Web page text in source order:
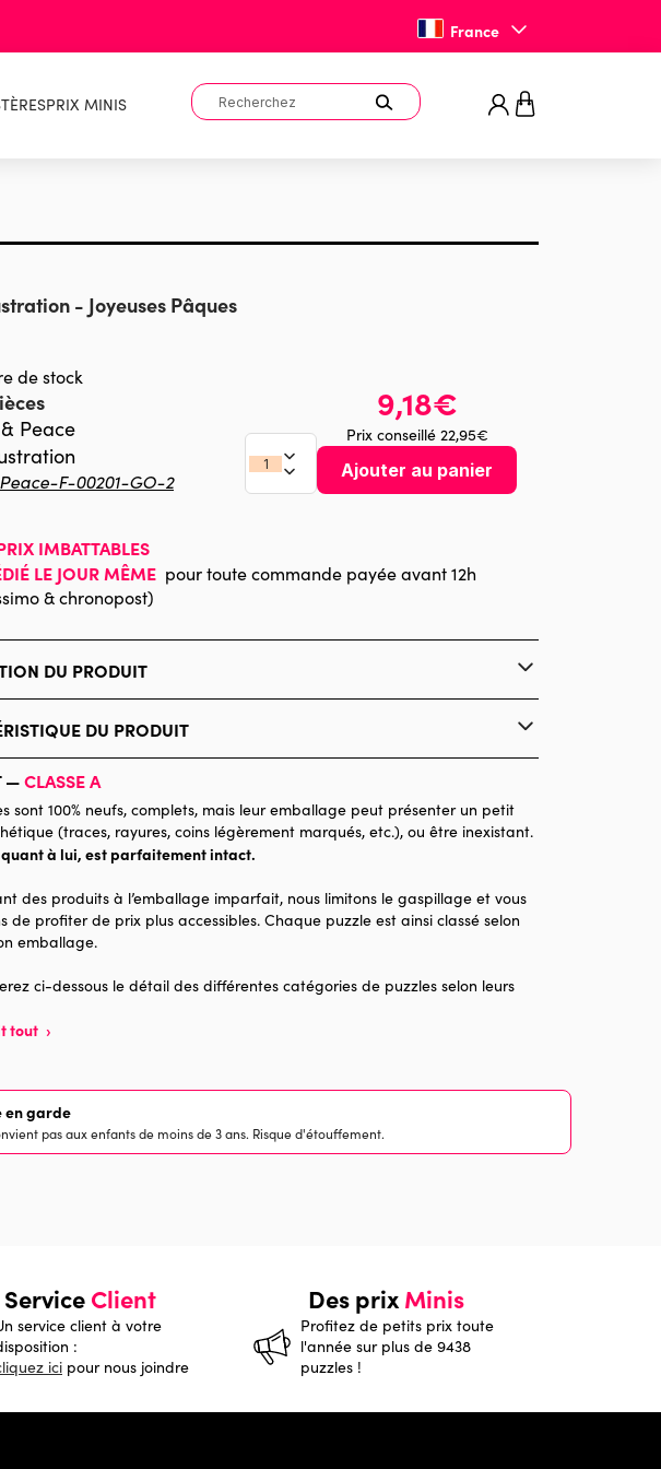
France
PRIX MINIS
- Joyeuses Pâques
de stock
Peace
F-00201-GO-2
9,18€
Prix conseillé 22,95€
Ajouter au panier
IMBATTABLES
LE JOUR MÊME pour toute commande payée avant 12h
& chronopost)
DU PRODUIT
DU PRODUIT
Pieces & Peace
Puzzle pour Adultes (500 à 48.000 pièces)
pièces
1000 pièces
—CLASSE A
sont 100% neufs, complets, mais leur emballage peut présenter un petit
(traces, rayures, coins légèrement marqués, etc.), ou être inexistant.
quant à lui, est parfaitement intact.
des produits à l’emballage imparfait, nous limitons le gaspillage et vous
de profiter de prix plus accessibles. Chaque puzzle est ainsi classé selon
emballage.
ci-dessous le détail des différentes catégories de puzzles selon leurs
tout ›
en garde
pas aux enfants de moins de 3 ans. Risque d'étouffement.
ServiceClient
service client à votre
:
ici pour nous joindre
Des prixMinis
Profitez de petits prix toute
l'année sur plus de 9438
puzzles !